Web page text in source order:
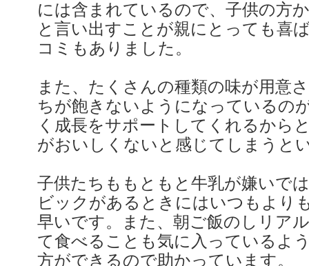
には含まれているので、子供の方
と言い出すことが親にとっても喜
コミもありました。
また、たくさんの種類の味が用意
ちが飽きないようになっているの
く成長をサポートしてくれるから
がおいしくないと感じてしまうと
子供たちももともと牛乳が嫌いで
ビックがあるときにはいつもより
早いです。また、朝ご飯のしリア
て食べることも気に入っているよ
方ができるので助かっています。